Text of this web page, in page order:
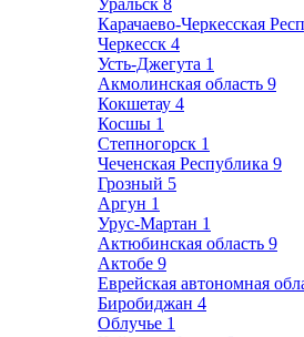
Уральск 8
Карачаево-Черкесская
Черкесск 4
Усть-Джегута 1
Акмолинская область 9
Кокшетау 4
Косшы 1
Степногорск 1
Чеченская Республика 9
Грозный 5
Аргун 1
Урус-Мартан 1
Актюбинская область 9
Актобе 9
Еврейская автономная
Биробиджан 4
Облучье 1